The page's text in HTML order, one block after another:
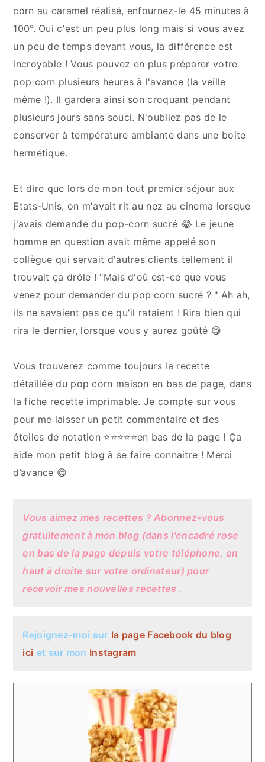
corn au caramel réalisé, enfournez-le 45 minutes à
100°. Oui c'est un peu plus long mais si vous avez
un peu de temps devant vous, la différence est
incroyable ! Vous pouvez en plus préparer votre
pop corn plusieurs heures à l'avance (la veille
même !). Il gardera ainsi son croquant pendant
plusieurs jours sans souci. N'oubliez pas de le
conserver à température ambiante dans une boite
hermétique.
Et dire que lors de mon tout premier séjour aux
Etats-Unis, on m'avait rit au nez au cinema lorsque
j'avais demandé du pop-corn sucré 😂 Le jeune
homme en question avait même appelé son
collègue qui servait d'autres clients tellement il
trouvait ça drôle ! "Mais d'où est-ce que vous
venez pour demander du pop corn sucré ? " Ah ah,
ils ne savaient pas ce qu'il rataient ! Rira bien qui
rira le dernier, lorsque vous y aurez goûté 😋
Vous trouverez comme toujours la recette
détaillée du pop corn maison en bas de page, dans
la fiche recette imprimable. Je compte sur vous
pour me laisser un petit commentaire et des
étoiles de notation ⭐️⭐️⭐️⭐️⭐️en bas de la page ! Ça
aide mon petit blog à se faire connaitre ! Merci
d’avance 😋
Vous aimez mes recettes ? Abonnez-vous
gratuitement à mon blog (dans l'encadré rose
en bas de la page depuis votre téléphone, en
haut à droite sur votre ordinateur) pour
recevoir mes nouvelles recettes .
Rejoignez-moi sur la page Facebook du blog
ici et sur mon Instagram